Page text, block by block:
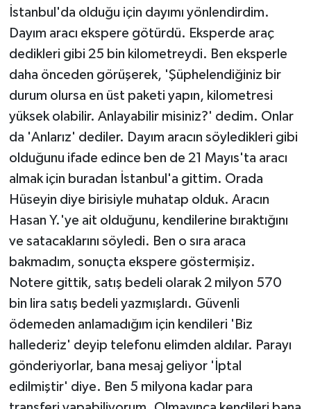
İstanbul'da olduğu için dayımı yönlendirdim.
Dayım aracı ekspere götürdü. Eksperde araç
dedikleri gibi 25 bin kilometreydi. Ben eksperle
daha önceden görüşerek, 'Şüphelendiğiniz bir
durum olursa en üst paketi yapın, kilometresi
yüksek olabilir. Anlayabilir misiniz?' dedim. Onlar
da 'Anlarız' dediler. Dayım aracın söyledikleri gibi
olduğunu ifade edince ben de 21 Mayıs'ta aracı
almak için buradan İstanbul'a gittim. Orada
Hüseyin diye birisiyle muhatap olduk. Aracın
Hasan Y.'ye ait olduğunu, kendilerine bıraktığını
ve satacaklarını söyledi. Ben o sıra araca
bakmadım, sonuçta ekspere göstermişiz.
Notere gittik, satış bedeli olarak 2 milyon 570
bin lira satış bedeli yazmışlardı. Güvenli
ödemeden anlamadığım için kendileri 'Biz
hallederiz' deyip telefonu elimden aldılar. Parayı
gönderiyorlar, bana mesaj geliyor 'İptal
edilmiştir' diye. Ben 5 milyona kadar para